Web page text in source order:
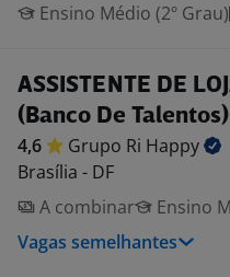
Ensino Médio (2º Grau)
ASSISTENTE DE
(Banco De Talentos)
4,6 Grupo Ri Happy
Brasília - DF
A combinar
Ensino
Vagas semelhantes